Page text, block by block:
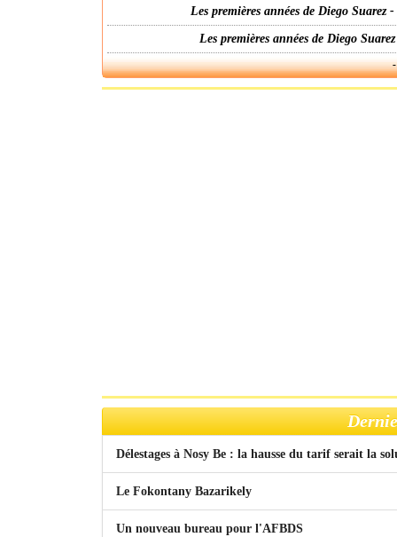
Les premières années de Diego
Les premières années de Diego
Délestages à Nosy Be : la hausse du tarif serait la
Le Fokontany Bazarikely
Un nouveau bureau pour l'AFBDS